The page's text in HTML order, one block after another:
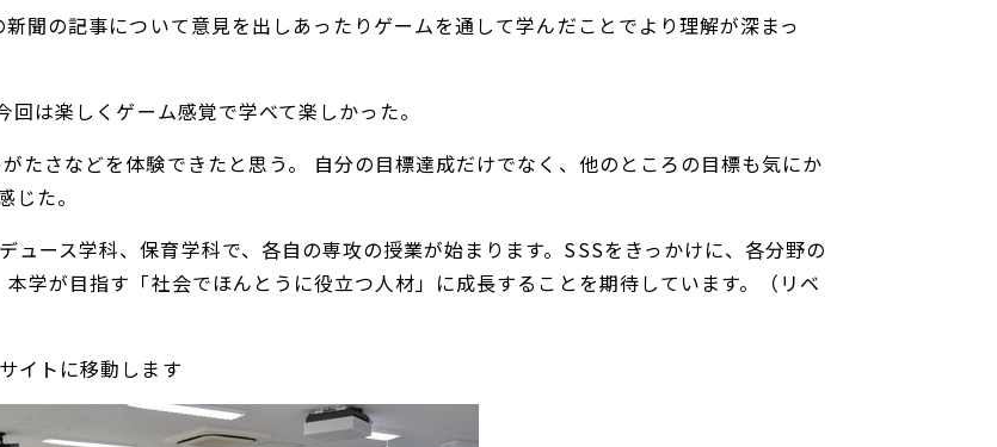
聞の記事について意見を出しあったりゲームを通して学んだことでより理解が深まっ
は楽しくゲーム感覚で学べて楽しかった。
たさなどを体験できたと思う。 自分の目標達成だけでなく、他のところの目標も気にか
た。
ース学科、保育学科で、各自の専攻の授業が始まります。SSSをきっかけに、各分野の
学が目指す「社会でほんとうに役立つ人材」に成長することを期待しています。（リベ
イトに移動します